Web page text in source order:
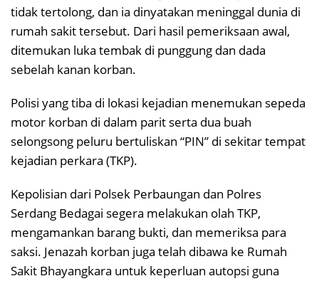
tidak tertolong, dan ia dinyatakan meninggal dunia di
rumah sakit tersebut. Dari hasil pemeriksaan awal,
ditemukan luka tembak di punggung dan dada
sebelah kanan korban.
Polisi yang tiba di lokasi kejadian menemukan sepeda
motor korban di dalam parit serta dua buah
selongsong peluru bertuliskan “PIN” di sekitar tempat
kejadian perkara (TKP).
Kepolisian dari Polsek Perbaungan dan Polres
Serdang Bedagai segera melakukan olah TKP,
mengamankan barang bukti, dan memeriksa para
saksi. Jenazah korban juga telah dibawa ke Rumah
Sakit Bhayangkara untuk keperluan autopsi guna